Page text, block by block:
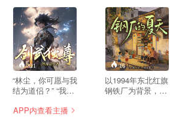
321
“林尘，你可愿与我
结为道侣？” “我拒
遭红颜背刺，武魂
16
以1994年东北红旗
钢铁厂为背景，聚
APP内查看主播